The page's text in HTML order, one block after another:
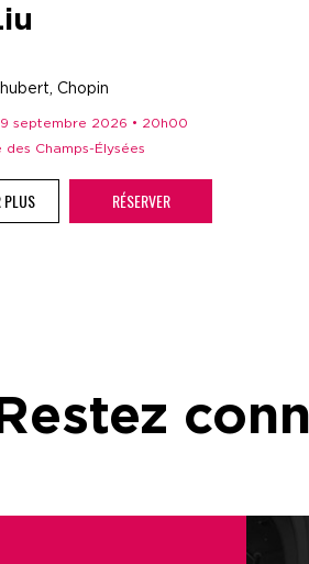
Chopin
septembre 2026 • 20h00
des Champs-Élysées
PLUS RÉSERVER